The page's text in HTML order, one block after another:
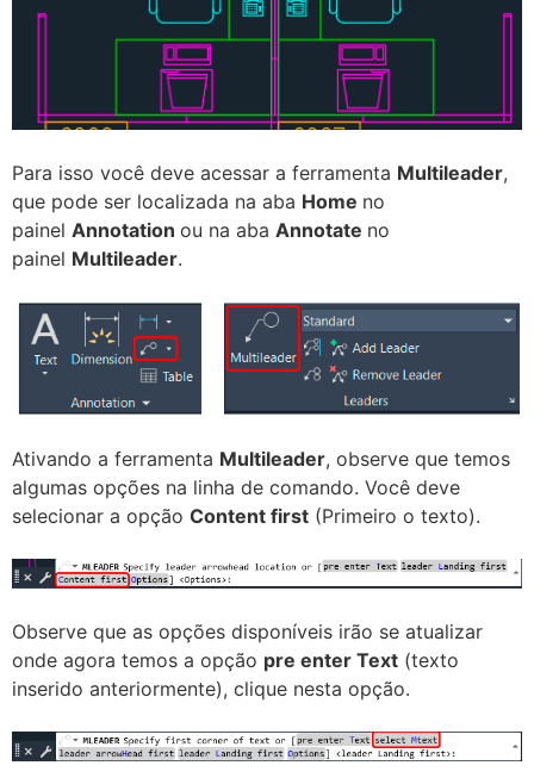
Para isso você deve acessar a ferramenta Multileader,
que pode ser localizada na aba Home no
painel Annotation ou na aba Annotate no
painel Multileader.
Ativando a ferramenta Multileader, observe que temos
algumas opções na linha de comando. Você deve
selecionar a opção Content first (Primeiro o texto).
Observe que as opções disponíveis irão se atualizar
onde agora temos a opção pre enter Text (texto
inserido anteriormente), clique nesta opção.